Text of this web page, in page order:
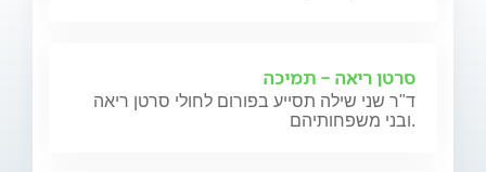
סרטן ריאה - תמיכה
ד"ר שני שילה תסייע בפורום לחולי סרטן ריאה
ובני משפחותיהם.